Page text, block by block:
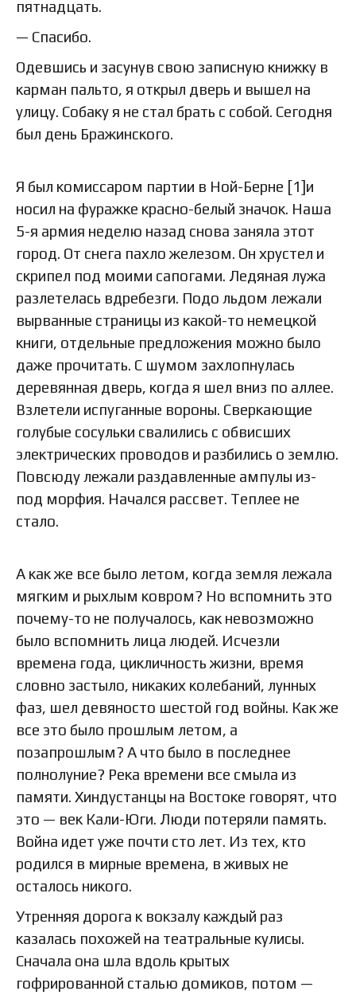
пятнадцать.
— Спасибо.
Одевшись и засунув свою записную книжку в
карман пальто, я открыл дверь и вышел на
улицу. Собаку я не стал брать с собой. Сегодня
был день Бражинского.
Я был комиссаром партии в Ной-Берне [1]и
носил на фуражке красно-белый значок. Наша
5-я армия неделю назад снова заняла этот
город. От снега пахло железом. Он хрустел и
скрипел под моими сапогами. Ледяная лужа
разлетелась вдребезги. Подо льдом лежали
вырванные страницы из какой-то немецкой
книги, отдельные предложения можно было
даже прочитать. С шумом захлопнулась
деревянная дверь, когда я шел вниз по аллее.
Взлетели испуганные вороны. Сверкающие
голубые сосульки свалились с обвисших
электрических проводов и разбились о землю.
Повсюду лежали раздавленные ампулы из-
под морфия. Начался рассвет. Теплее не
стало.
А как же все было летом, когда земля лежала
мягким и рыхлым ковром? Но вспомнить это
почему-то не получалось, как невозможно
было вспомнить лица людей. Исчезли
времена года, цикличность жизни, время
словно застыло, никаких колебаний, лунных
фаз, шел девяносто шестой год войны. Как же
все это было прошлым летом, а
позапрошлым? А что было в последнее
полнолуние? Река времени все смыла из
памяти. Хиндустанцы на Востоке говорят, что
это — век Кали-Юги. Люди потеряли память.
Война идет уже почти сто лет. Из тех, кто
родился в мирные времена, в живых не
осталось никого.
Утренняя дорога к вокзалу каждый раз
казалась похожей на театральные кулисы.
Сначала она шла вдоль крытых
гофрированной сталью домиков, потом —